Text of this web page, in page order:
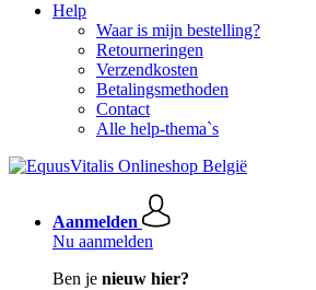
Help
Waar is mijn bestelling?
Retourneringen
Verzendkosten
Betalingsmethoden
Contact
Alle help-thema`s
Aanmelden
Nu aanmelden
Ben je nieuw hier?